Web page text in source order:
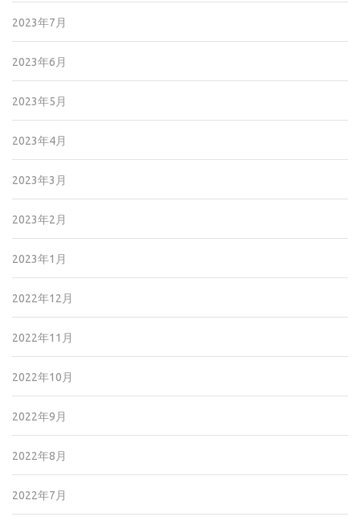
2023年7月
2023年6月
2023年5月
2023年4月
2023年3月
2023年2月
2023年1月
2022年12月
2022年11月
2022年10月
2022年9月
2022年8月
2022年7月